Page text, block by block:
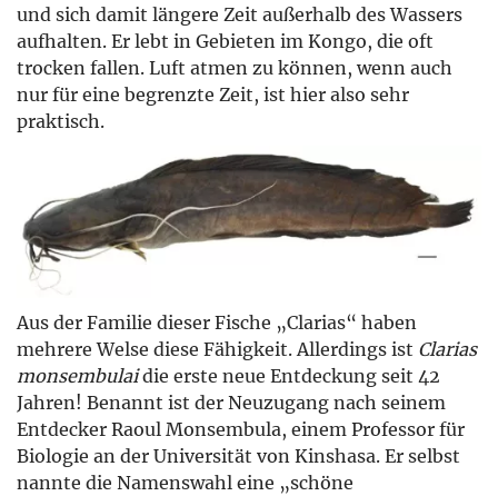
und sich damit längere Zeit außerhalb des Wassers
aufhalten. Er lebt in Gebieten im Kongo, die oft
trocken fallen. Luft atmen zu können, wenn auch
nur für eine begrenzte Zeit, ist hier also sehr
praktisch.
Aus der Familie dieser Fische „Clarias“ haben
mehrere Welse diese Fähigkeit. Allerdings ist Clarias
monsembulaidie erste neue Entdeckung seit 42
Jahren! Benannt ist der Neuzugang nach seinem
Entdecker Raoul Monsembula, einem Professor für
Biologie an der Universität von Kinshasa. Er selbst
nannte die Namenswahl eine „schöne